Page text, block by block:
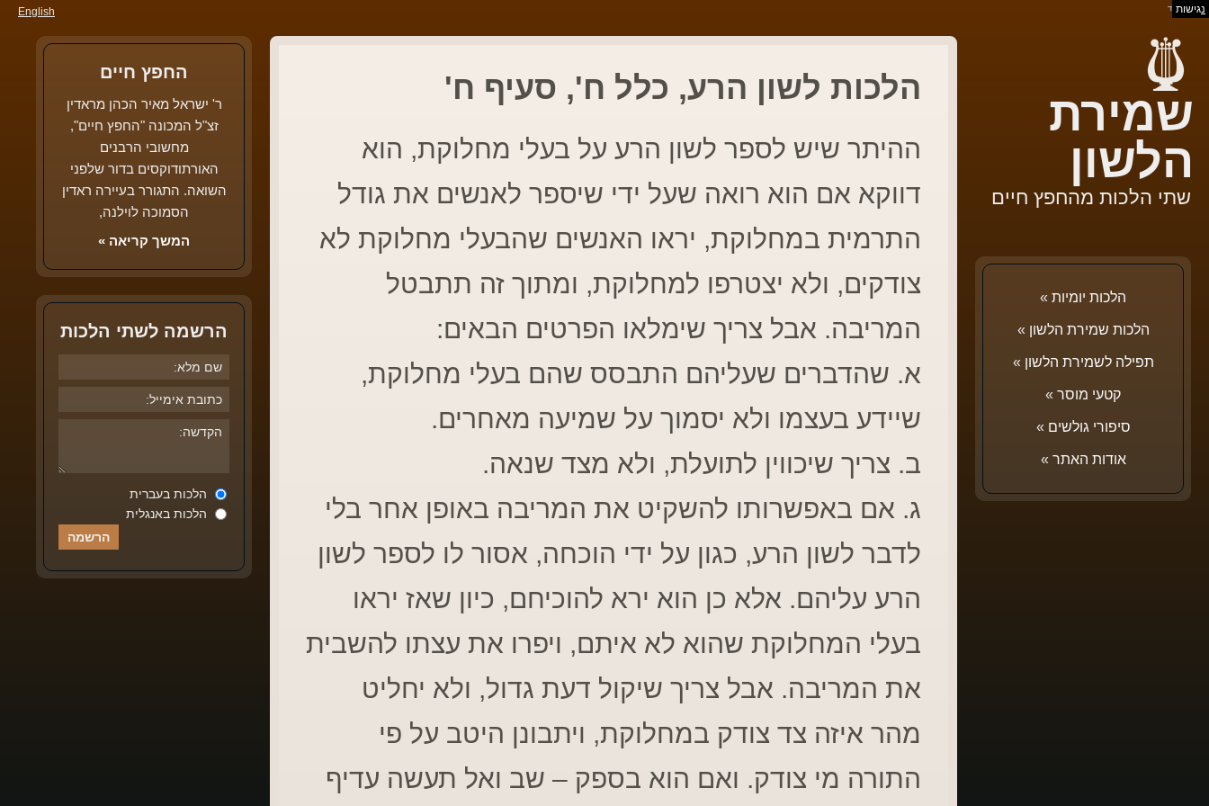
English בס"ד
שמירת
הלשון
שתי הלכות מהחפץ חיים
הלכות יומיות »
הלכות שמירת הלשון »
תפילה לשמירת הלשון »
קטעי מוסר »
סיפורי גולשים »
אודות האתר »
הלכות לשון הרע, כלל ח', סעיף ח'
ההיתר שיש לספר לשון הרע על בעלי מחלוקת, הוא
דווקא אם הוא רואה שעל ידי שיספר לאנשים את גודל
התרמית במחלוקת, יראו האנשים שהבעלי מחלוקת לא
צודקים, ולא יצטרפו למחלוקת, ומתוך זה תתבטל
המריבה. אבל צריך שימלאו הפרטים הבאים:
א. שהדברים שעליהם התבסס שהם בעלי מחלוקת,
שיידע בעצמו ולא יסמוך על שמיעה מאחרים.
ב. צריך שיכווין לתועלת, ולא מצד שנאה.
ג. אם באפשרותו להשקיט את המריבה באופן אחר בלי
לדבר לשון הרע, כגון על ידי הוכחה, אסור לו לספר לשון
הרע עליהם. אלא כן הוא ירא להוכיחם, כיון שאז יראו
בעלי המחלוקת שהוא לא איתם, ויפרו את עצתו להשבית
את המריבה. אבל צריך שיקול דעת גדול, ולא יחליט
מהר איזה צד צודק במחלוקת, ויתבונן היטב על פי
התורה מי צודק. ואם הוא בספק – שב ואל תעשה עדיף
החפץ חיים
ר' ישראל מאיר הכהן מראדין
זצ"ל המכונה "החפץ חיים",
מחשובי הרבנים
האורתודוקסים בדור שלפני
השואה. התגורר בעיירה ראדין
הסמוכה לוילנה,
המשך קריאה »
הרשמה לשתי הלכות
הלכות בעברית
הלכות באנגלית
נגישות